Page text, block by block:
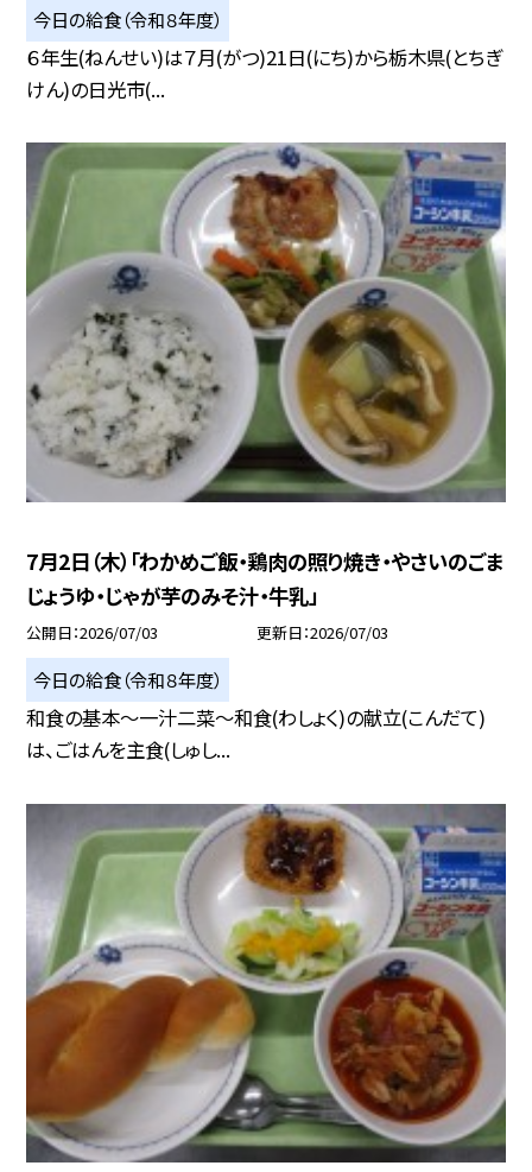
今日の給食（令和８年度）
６年生(ねんせい)は７月(がつ)21日(にち)から栃木県(とちぎ
けん)の日光市(...
7月2日（木）「わかめご飯・鶏肉の照り焼き・やさいのごま
じょうゆ・じゃが芋のみそ汁・牛乳」
公開日 2026/07/03 更新日 2026/07/03
今日の給食（令和８年度）
和食の基本～一汁二菜～和食(わしょく)の献立(こんだて)
は、ごはんを主食(しゅし...